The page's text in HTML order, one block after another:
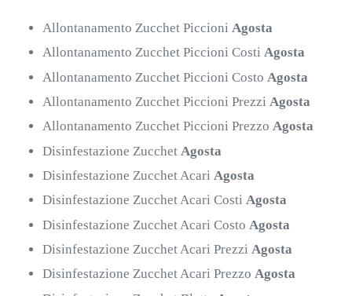
Allontanamento Zucchet PiccioniAgosta
Allontanamento Zucchet Piccioni CostiAgosta
Allontanamento Zucchet Piccioni Costo Agosta
Allontanamento Zucchet Piccioni PrezziAgosta
Allontanamento Zucchet Piccioni PrezzoAgosta
Disinfestazione Zucchet Agosta
Disinfestazione Zucchet AcariAgosta
Disinfestazione Zucchet Acari CostiAgosta
Disinfestazione Zucchet Acari Costo Agosta
Disinfestazione Zucchet Acari PrezziAgosta
Disinfestazione Zucchet Acari PrezzoAgosta